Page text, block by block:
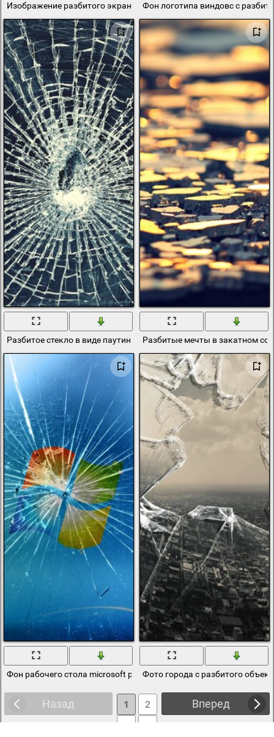
Изображение разбитого экрана с большой дырой
Фон логотипа виндовс с
Разбитое стекло в виде паутинки Разбитые мечты в закатном
Фон рабочего стола microsoft разбитый экранФото города с разбитого
Назад Вперед
1
2